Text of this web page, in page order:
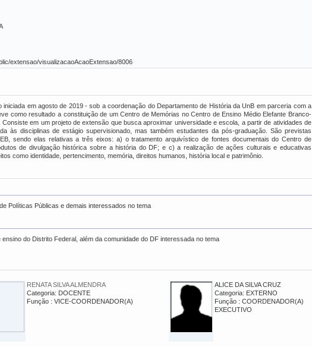
extensao/visualizacaoAcaoExtensao/8006
em agosto de 2019 - sob a coordenação do Departamento de História da UnB em parceria com a
como resultado a constituição de um Centro de Memórias no Centro de Ensino Médio Elefante Branco-
em um projeto de extensão que busca aproximar universidade e escola, a partir de atividades de
às disciplinas de estágio supervisionado, mas também estudantes da pós-graduação. São previstas
sendo elas relativas a três eixos: a) o tratamento arquivístico de fontes documentais do Centro de
de divulgação histórica sobre a história do DF; e c) a realização de ações culturais e educativas
como identidade, pertencimento, memória, direitos humanos, história local e patrimônio.
Políticas Públicas e demais interessados no tema
do Distrito Federal, além da comunidade do DF interessada no tema
RENATA SILVA ALMENDRA
Categoria: DOCENTE
Função : VICE-COORDENADOR(A)
ALICE DA SILVA CRUZ
Categoria: EXTERNO
Função : COORDENADOR(A)
EXECUTIVO